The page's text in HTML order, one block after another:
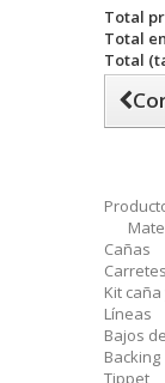
Total
Total
Total
Cañas
Carretes
Kit
Líneas
Bajos
Backing
Tippet